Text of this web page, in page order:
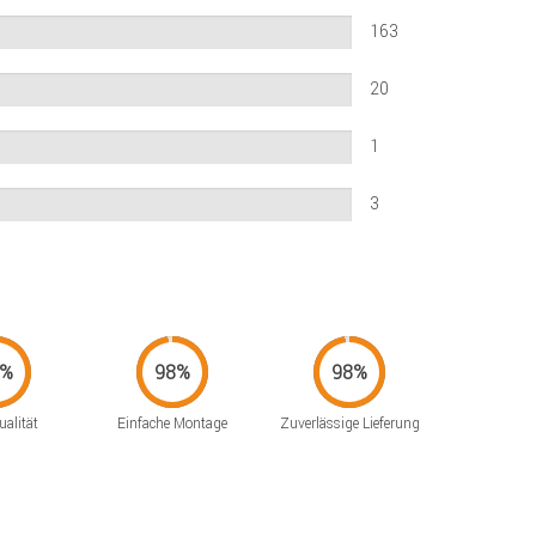
163
20
1
3
Einfache Montage Zuverlässige Lieferung